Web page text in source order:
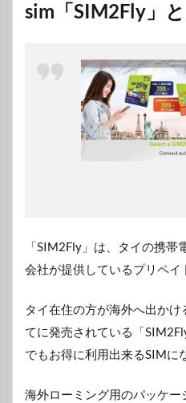
sim「SIM2Fly」
「SIM2Fly」は、タイの携
会社が提供しているプリペイ
タイ在住の方が海外へ出か
てに発売されている「
でもお得に利用出来るSIMに
海外ローミング用のパッケー